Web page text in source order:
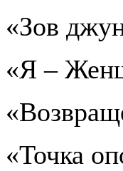
«Зов
«Я –
«Точка